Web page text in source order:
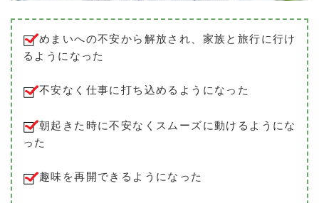
めまいへの不安から解放され、家族と旅行に行け
るようになった
不安なく仕事に打ち込めるようになった
朝起きた時に不安なくスムーズに動けるようにな
った
趣味を再開できるようになった